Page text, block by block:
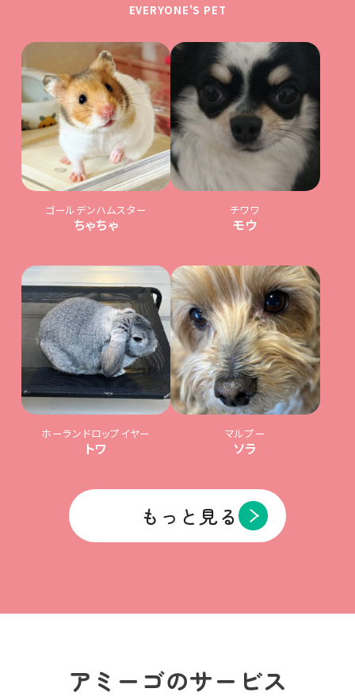
EVERYONE'S PET
ゴールデンハムスター
ちゃちゃ
チワワ
モウ
ホーランドロップイヤー
トワ
マルプー
ソラ
もっと見る
アミーゴのサービス